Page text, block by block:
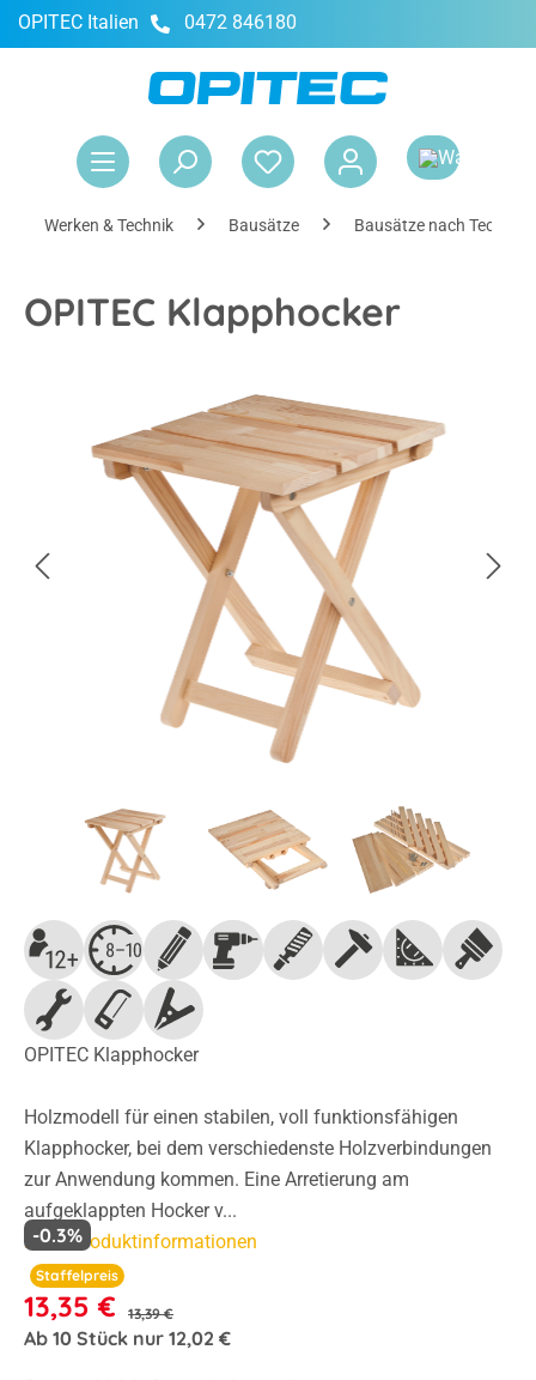
springen
OPITEC Italien 0472 846180
Werken & Technik Bausätze Bausätze nach Technik
OPITEC Klapphocker
OPITEC Klapphocker
Holzmodell für einen stabilen, voll funktionsfähigen
Klapphocker, bei dem verschiedenste Holzverbindungen
zur Anwendung kommen. Eine Arretierung am
aufgeklappten Hocker v...
Mehr Produktinformationen
Staffelpreis
13,35 € 13,39 €
-0.3%
Ab 10 Stück nur 12,02 €